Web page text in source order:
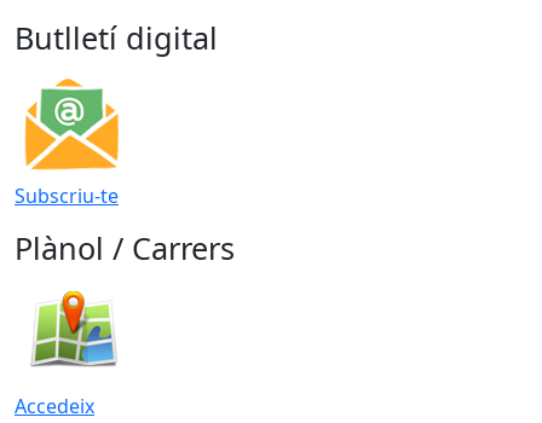
Butlletí digital
Subscriu-te
Plànol / Carrers
Accedeix